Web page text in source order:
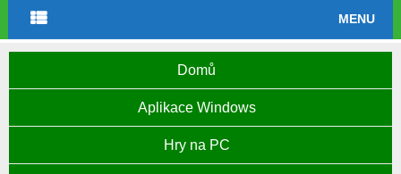
MENU
Domů
Aplikace Windows
Hry na PC